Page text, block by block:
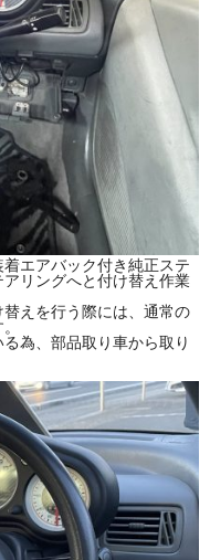
エアバック付き純正ステ
リングへと付け替え作業
えを行う際には、通常の
為、部品取り車から取り